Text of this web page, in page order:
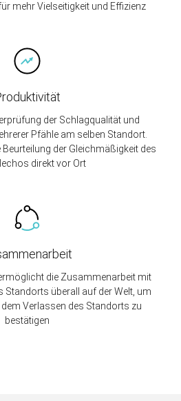
mehr Vielseitigkeit und Effizienz
der Schlagqualität und
Pfähle am selben Standort.
Beurteilung der Gleichmäßigkeit des
direkt vor Ort
die Zusammenarbeit mit
Standorts überall auf der Welt, um
Verlassen des Standorts zu
bestätigen